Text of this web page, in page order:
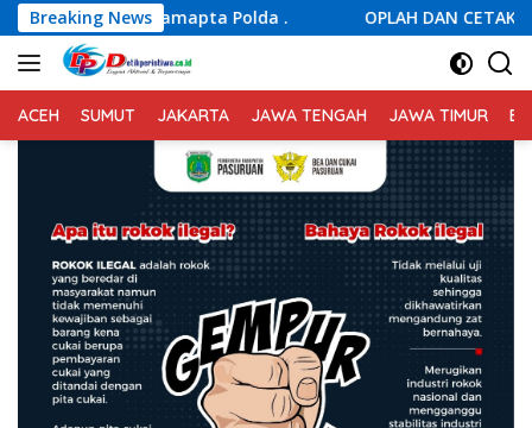
Langsung
ke
konten
Breaking News
Polda . OPLAH DAN CETAK SAWAH BIREUEN:
ACEH SUMUT JAKARTA JAWA TENGAH JAWA TIMUR